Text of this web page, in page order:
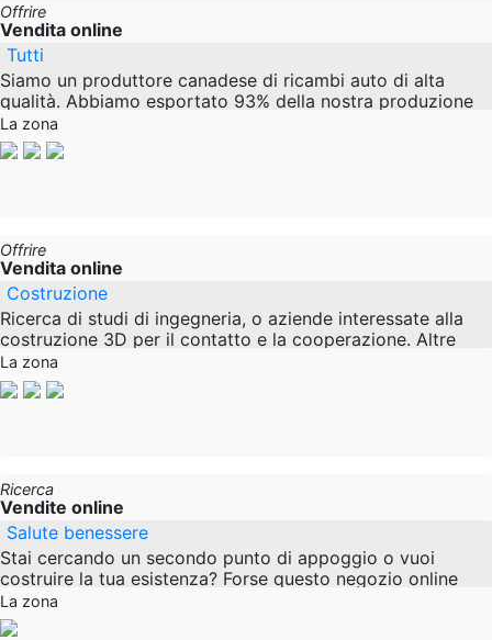
Offrire
Vendita online
Tutti
Siamo un produttore canadese di ricambi auto di alta
qualità. Abbiamo esportato 93% della nostra produzione
online solo negli Stati Uniti dal 2004. Siamo alla
La zona
Offrire
Vendita online
Costruzione
Ricerca di studi di ingegneria, o aziende interessate alla
costruzione 3D per il contatto e la cooperazione. Altre
forme di cooperazione sono possibili
La zona
Ricerca
Vendite online
Salute benessere
Stai cercando un secondo punto di appoggio o vuoi
costruire la tua esistenza? Forse questo negozio online
splendidamente progettato e moderno sarebbe qualcosa
La zona